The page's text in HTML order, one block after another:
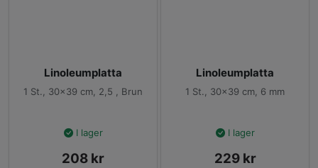
Linoleumplatta
1 St., 30×39 cm, 2,5 , Brun
I lager
208 kr
Linoleumplatta
1 St., 30×39 cm, 6 mm
I lager
229 kr